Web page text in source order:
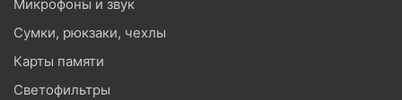
Микрофоны и звук
Сумки, рюкзаки, чехлы
Карты памяти
Светофильтры